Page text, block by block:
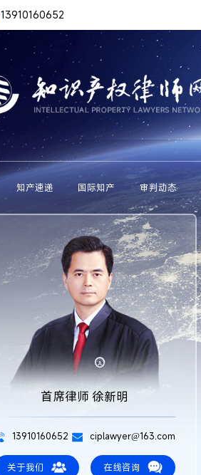
13910160652
知产速递 国际知产 审判动态
首席律师 徐新明
13910160652 ciplawyer@163.com
关于我们 在线咨询